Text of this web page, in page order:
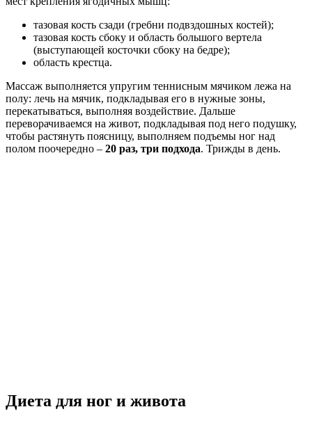
тазовая кость сзади (гребни подвздошных костей);
тазовая кость сбоку и область большого вертела
(выступающей косточки сбоку на бедре);
область крестца.
Массаж выполняется упругим теннисным мячиком лежа на
полу: лечь на мячик, подкладывая его в нужные зоны,
перекатываться, выполняя воздействие. Дальше
переворачиваемся на живот, подкладывая под него подушку,
чтобы растянуть поясницу, выполняем подъемы ног над
полом поочередно – 20 раз, три подхода. Трижды в день.
Диета для ног и живота